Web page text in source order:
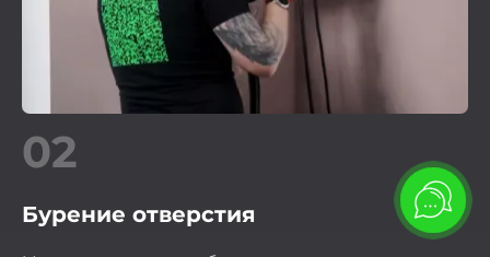
02
Бурение отверстия